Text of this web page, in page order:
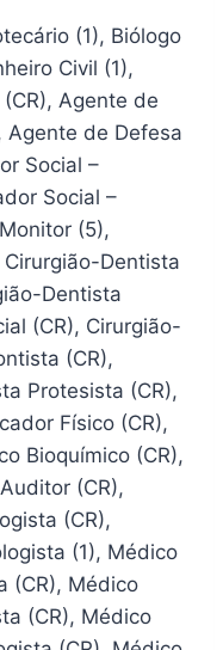
(1), Biólogo
Civil (1),
Agente de
Agente de Defesa
Social –
Social –
(5),
Dentista
Dentista
(CR), Cirurgião-
(CR),
Protesista (CR),
Físico (CR),
Bioquímico (CR),
(CR),
(CR),
(1), Médico
(CR), Médico
(CR), Médico